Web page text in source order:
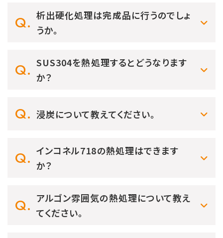
析出硬化処理は完成品に行うのでしょ
うか。
SUS304を熱処理するとどうなります
か？
浸炭について教えてください。
インコネル718の熱処理はできます
か？
アルゴン雰囲気の熱処理について教え
てください。